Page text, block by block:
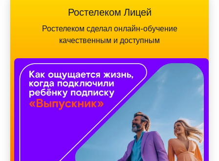
Ростелеком Лицей
Ростелеком сделал онлайн-обучение
качественным и доступным